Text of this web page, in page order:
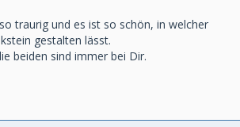
traurig und es ist so schön, in welcher
gestalten lässt.
beiden sind immer bei Dir.